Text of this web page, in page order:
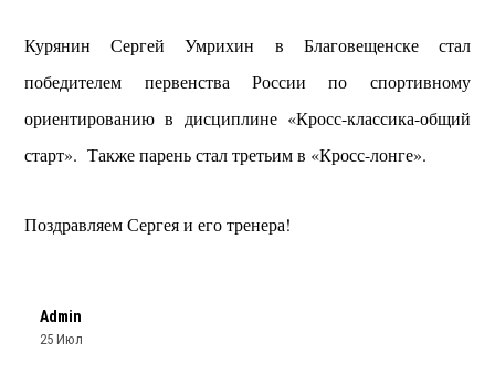
Курянин Сергей Умрихин в Благовещенске стал
победителем первенства России по спортивному
ориентированию в дисциплине «Кросс-классика-общий
старт». Также парень стал третьим в «Кросс-лонге».
Поздравляем Сергея и его тренера!
Admin
25 Июл